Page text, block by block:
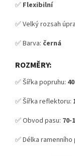
✅ Flexibilní
✅ Velký rozsah
✅ Barva: černá
ROZMĚRY:
✅ Šířka popruhu:
✅ Šířka reflektoru:
✅ Obvod pasu: 70-
✅ Délka ramenního